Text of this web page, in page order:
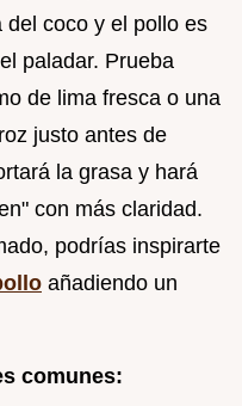
del coco y el pollo es
paladar. Prueba
de lima fresca o una
justo antes de
la grasa y hará
con más claridad.
podrías inspirarte
añadiendo un
comunes: